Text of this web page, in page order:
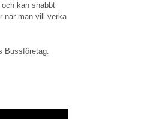
kan snabbt
när man vill verka
Bussföretag.